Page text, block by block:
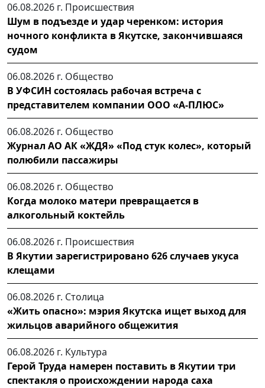
06.08.2026 г. Происшествия
Шум в подъезде и удар черенком: история
ночного конфликта в Якутске, закончившаяся
судом
06.08.2026 г. Общество
В УФСИН состоялась рабочая встреча с
представителем компании ООО «А-ПЛЮС»
06.08.2026 г. Общество
Журнал АО АК «ЖДЯ» «Под стук колес», который
полюбили пассажиры
06.08.2026 г. Общество
Когда молоко матери превращается в
алкогольный коктейль
06.08.2026 г. Происшествия
В Якутии зарегистрировано 626 случаев укуса
клещами
06.08.2026 г. Столица
«Жить опасно»: мэрия Якутска ищет выход для
жильцов аварийного общежития
06.08.2026 г. Культура
Герой Труда намерен поставить в Якутии три
спектакля о происхождении народа саха